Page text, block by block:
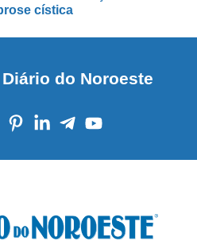
cística
do Noroeste